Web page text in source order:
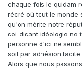
chaque fois le quidam
récré où tout le monde
qu'on mérite notre
soi-disant idéologie ne
personne d'ici ne
soit par adhésion
Alors que nous